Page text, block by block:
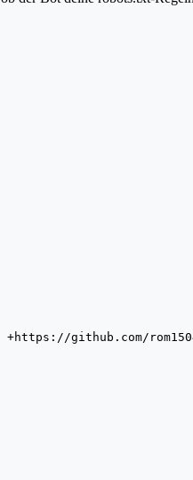
github.com/